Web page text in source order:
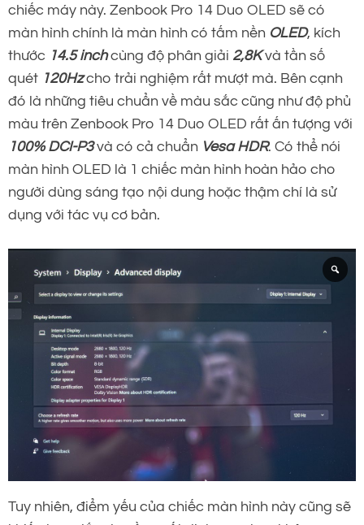
chiếc máy này. Zenbook Pro 14 Duo OLED sẽ có
màn hình chính là màn hình có tấm nền OLED, kích
thước 14.5 inchcùng độ phân giải 2,8Kvà tần số
quét 120Hzcho trải nghiệm rất mượt mà. Bên cạnh
đó là những tiêu chuẩn về màu sắc cũng như độ phủ
màu trên Zenbook Pro 14 Duo OLED rất ấn tượng với
100% DCI-P3và có cả chuẩn Vesa HDR. Có thể nói
màn hình OLED là 1 chiếc màn hình hoàn hảo cho
người dùng sáng tạo nội dung hoặc thậm chí là sử
dụng với tác vụ cơ bản.
Tuy nhiên, điểm yếu của chiếc màn hình này cũng sẽ